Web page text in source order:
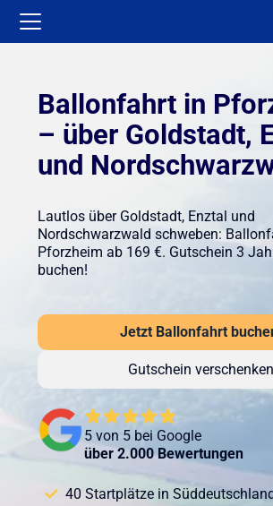
Ballonfahrt in
– über Goldstadt,
und
Lautlos über Goldstadt, Enztal und
Nordschwarzwald schweben:
Pforzheim ab 169 €. Gutschein 3
buchen!
Jetzt Ballonfahrt
Gutschein verschenken
5 von 5 bei Google
über 2.000 Bewertungen
40 Startplätze in